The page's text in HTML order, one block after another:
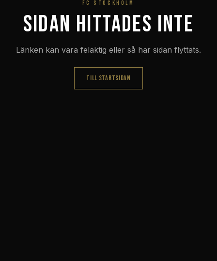
FC STOCKHOLM
Sidan hittades inte
Länken kan vara felaktig eller så har sidan flyttats.
TILL STARTSIDAN